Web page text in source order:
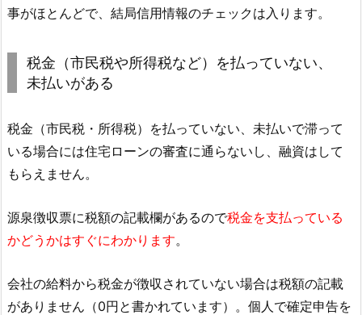
事がほとんどで、結局信用情報のチェックは入ります。
税金（市民税や所得税など）を払っていない、
未払いがある
税金（市民税・所得税）を払っていない、未払いで滞って
いる場合には住宅ローンの審査に通らないし、融資はして
もらえません。
源泉徴収票に税額の記載欄があるので税金を支払っている
かどうかはすぐにわかります。
会社の給料から税金が徴収されていない場合は税額の記載
がありません（0円と書かれています）。個人で確定申告を